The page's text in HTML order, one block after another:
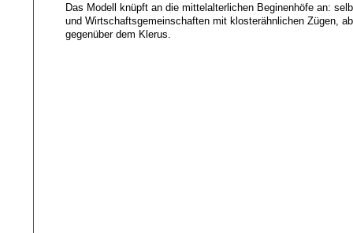
Das Modell knüpft an die mittelalterlichen Beginenhöfe an:
und Wirtschaftsgemeinschaften mit klosterähnlichen Zügen,
gegenüber dem Klerus.